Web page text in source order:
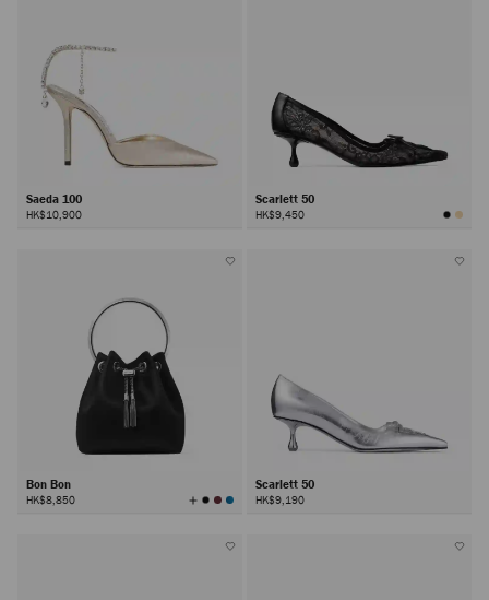
Saeda 100
HK$10,900
Scarlett 50
HK$9,450
Bon Bon
HK$8,850 查
看
Scarlett 50
HK$9,190